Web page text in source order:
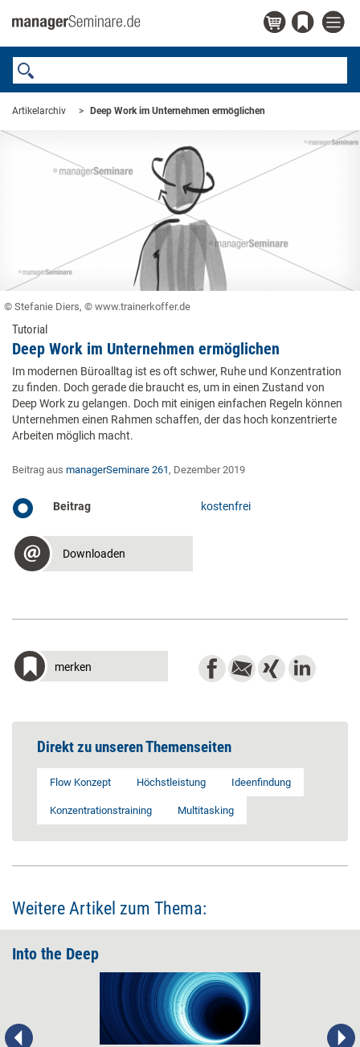
Artikelarchiv Deep Work im Unternehmen ermöglichen
© Stefanie Diers, © www.trainerkoffer.de
Tutorial
Deep Work im Unternehmen ermöglichen
Im modernen Büroalltag ist es oft schwer, Ruhe und Konzentration
zu finden. Doch gerade die braucht es, um in einen Zustand von
Deep Work zu gelangen. Doch mit einigen einfachen Regeln können
Unternehmen einen Rahmen schaffen, der das hoch konzentrierte
Arbeiten möglich macht.
Beitrag aus managerSeminare 261, Dezember 2019
Beitrag kostenfrei
Downloaden
merken
Direkt zu unseren Themenseiten
Flow Konzept Höchstleistung Ideenfindung
Konzentrationstraining Multitasking
Weitere Artikel zum Thema:
Into the Deep